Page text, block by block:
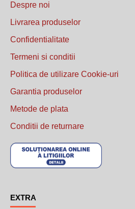
Despre noi
Livrarea produselor
Confidentialitate
Termeni si conditii
Politica de utilizare Cookie-uri
Garantia produselor
Metode de plata
Conditii de returnare
......................................
EXTRA